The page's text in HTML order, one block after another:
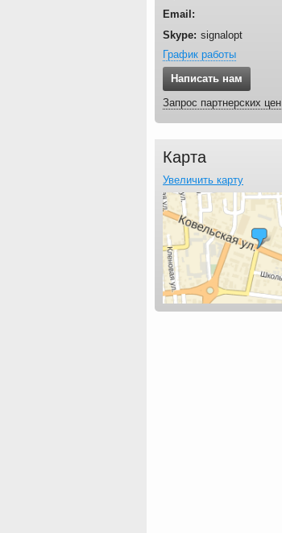
Email:
Skype: signalopt
График работы
Написать нам
Запрос партнерских цен
Карта
Увеличить карту